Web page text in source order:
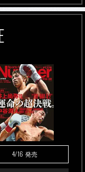
4/16 発売